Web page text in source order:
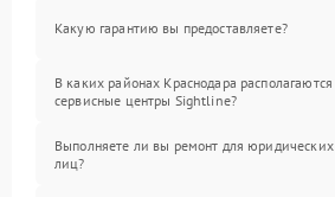
Какую гарантию вы предоставляете?
В каких районах Краснодара располагаются
сервисные центры Sightline?
Выполняете ли вы ремонт для юридических
лиц?